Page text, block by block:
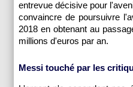
entrevue décisive pour
convaincre de poursuivre
2018 en obtenant au
millions d'euros par an.
Messi touché par les